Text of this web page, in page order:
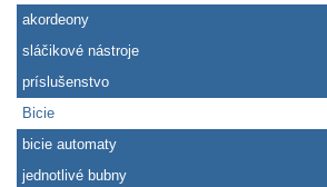
akordeony
sláčikové nástroje
príslušenstvo
Bicie
bicie automaty
jednotlivé bubny